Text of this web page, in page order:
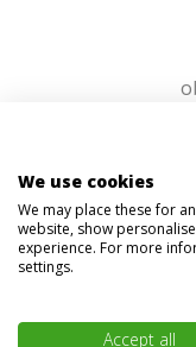
We use cookies
We may place these for
website, show
experience. For more
settings.
Accept all